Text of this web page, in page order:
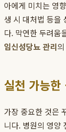
아에게 미치는 영
생 시 대처법 등을
다. 막연한 두려움
임신성당뇨 관리
실천 가능한
가장 중요한 것은
니다. 병원의 영양